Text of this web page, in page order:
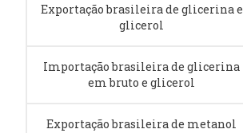
Exportação brasileira de glicerina e
glicerol
Importação brasileira de glicerina
em bruto e glicerol
Exportação brasileira de metanol